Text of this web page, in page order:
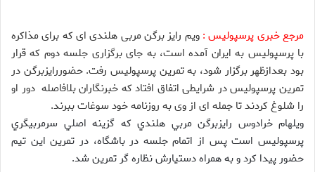
مرجع خبری پرسپولیس :ویم رایز برگن مربی هلندی ای که برای مذاکره
با پرسپولیس به ایران آمده است، به جای برگزاری جلسه دوم که قرار
بود بعدازظهر برگزار شود، به تمرین پرسپولیس رفت. حضوررایزبرگن در
تمرین پرسپولیس در شرایطی اتفاق افتاد که خبرنگاران بلافاصله دور او
را شلوغ کردند تا جمله ای از وی به روزنامه خود سوغات ببرند.
ويلهام خرادوس رايزبرگن مربي هلندي كه گزينه اصلي سرمربيگري
پرسپوليس است پس از اتمام جلسه در باشگاه، در تمرين اين تيم
حضور پيدا كرد و به همراه دستيارش نظاره گر تمرين شد.